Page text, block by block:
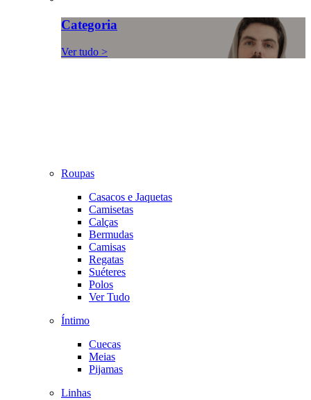
Categoria
Ver tudo >
Roupas
Casacos e Jaquetas
Camisetas
Calças
Bermudas
Camisas
Regatas
Suéteres
Polos
Ver Tudo
Íntimo
Cuecas
Meias
Pijamas
Linhas